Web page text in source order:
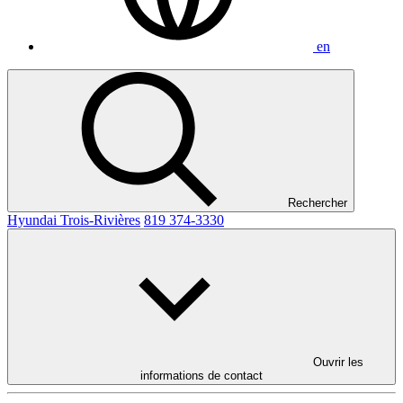
en
Rechercher
Hyundai Trois-Rivières 819 374-3330
Ouvrir les
informations de contact